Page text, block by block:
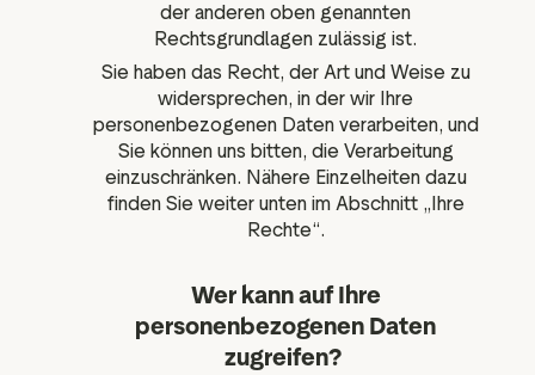
der anderen oben genannten
Rechtsgrundlagen zulässig ist.
Sie haben das Recht, der Art und Weise zu
widersprechen, in der wir Ihre
personenbezogenen Daten verarbeiten, und
Sie können uns bitten, die Verarbeitung
einzuschränken. Nähere Einzelheiten dazu
finden Sie weiter unten im Abschnitt „Ihre
Rechte“.
Wer kann auf Ihre
personenbezogenen Daten
zugreifen?